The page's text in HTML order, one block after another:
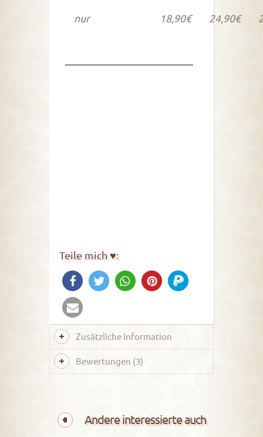
nur 18,90€ 24,90€
Teile mich ♥:
Zusätzliche Information
Bewertungen (3)
Andere interessierte auch